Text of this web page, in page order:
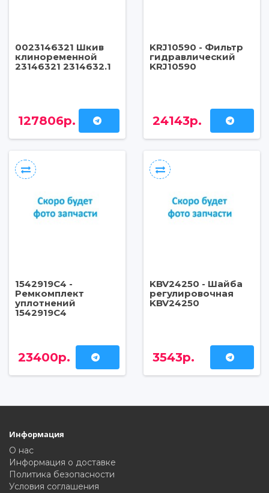
0023146321 Шкив
клиноременной
23146321 2314632.1
127806р.
KRJ10590 - Фильтр
гидравлический
KRJ10590
24143р.
1542919C4 -
Ремкомплект
уплотнений
1542919C4
23400р.
KBV24250 - Шайба
регулировочная
KBV24250
3543р.
Информация
О нас
Информация о доставке
Политика безопасности
Условия соглашения